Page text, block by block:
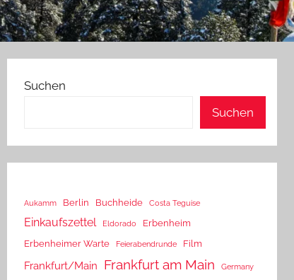
Suchen
Suchen
Aukamm Berlin Buchheide Costa Teguise
Einkaufszettel Eldorado
Erbenheim
Erbenheimer Warte
Feierabendrunde Film
Frankfurt/Main Frankfurt am Main Germany